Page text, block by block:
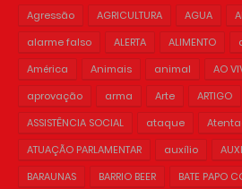
Agressão
AGRICULTURA AGUA
alarme falso
ALERTA ALIMENTO
América
Animais animal AO
aprovação
arma Arte ARTIGO
ASSISTÊNCIA SOCIAL
ataque
ATUAÇÃO PARLAMENTAR
auxílio
BARAUNAS
BARRIO BEER
BATE PAPO